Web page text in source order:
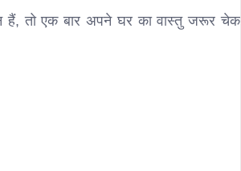
हैं, तो एक बार अपने घर का वास्तु जरूर चेक